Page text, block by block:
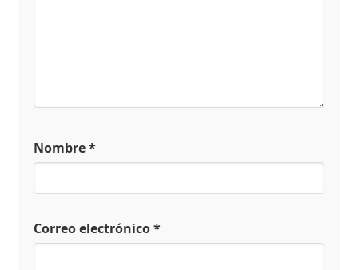
Nombre*
Correo electrónico*